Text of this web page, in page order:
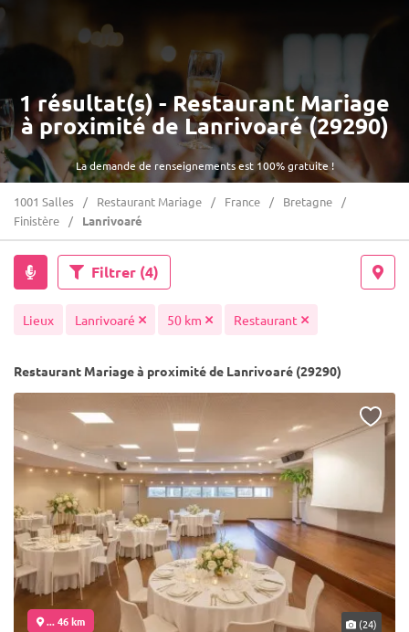
La demande de renseignements est 100% gratuite !
1 résultat(s) - Restaurant Mariage
à proximité de Lanrivoaré (29290)
1001 Salles Restaurant Mariage France
Bretagne
Finistère
Lanrivoaré
Filtrer (4)
Lieux Lanrivoaré 50 km Restaurant
Restaurant Mariage à proximité de Lanrivoaré (29290)
... 46 km (24)